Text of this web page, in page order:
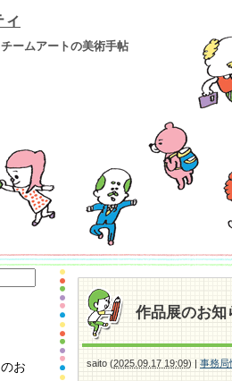
ームアートの美術手帖
作品展のお
saito (2025.09.17 19:09) | 事務局
お